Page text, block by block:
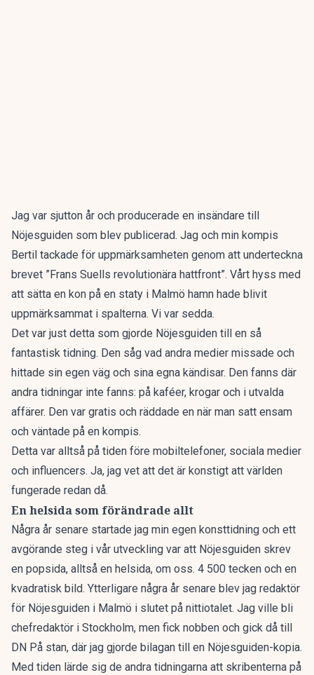
Jag var sjutton år och producerade en insändare till
Nöjesguiden som blev publicerad. Jag och min kompis
Bertil tackade för uppmärksamheten genom att underteckna
brevet ”Frans Suells revolutionära hattfront”. Vårt hyss med
att sätta en kon på en staty i Malmö hamn hade blivit
uppmärksammat i spalterna. Vi var sedda.
Det var just detta som gjorde Nöjesguiden till en så
fantastisk tidning. Den såg vad andra medier missade och
hittade sin egen väg och sina egna kändisar. Den fanns där
andra tidningar inte fanns: på kaféer, krogar och i utvalda
affärer. Den var gratis och räddade en när man satt ensam
och väntade på en kompis.
Detta var alltså på tiden före mobiltelefoner, sociala medier
och influencers. Ja, jag vet att det är konstigt att världen
fungerade redan då.
En helsida som förändrade allt
Några år senare startade jag min egen konsttidning och ett
avgörande steg i vår utveckling var att Nöjesguiden skrev
en popsida, alltså en helsida, om oss. 4 500 tecken och en
kvadratisk bild. Ytterligare några år senare blev jag redaktör
för Nöjesguiden i Malmö i slutet på nittiotalet. Jag ville bli
chefredaktör i Stockholm, men fick nobben och gick då till
DN På stan, där jag gjorde bilagan till en Nöjesguiden-kopia.
Med tiden lärde sig de andra tidningarna att skribenterna på